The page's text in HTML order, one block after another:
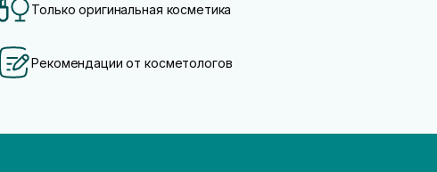
Только оригинальная косметика
Рекомендации от косметологов